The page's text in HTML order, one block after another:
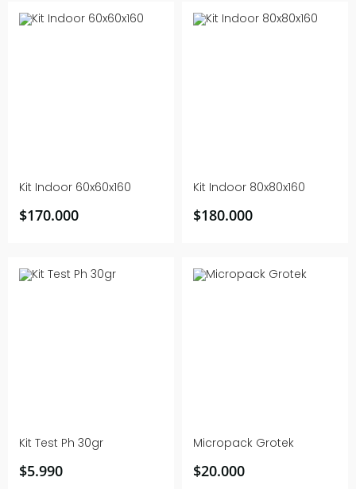
Kit Indoor 60x60x160
$170.000
Kit Indoor 80x80x160
$180.000
Kit Test Ph 30gr
$5.990
Micropack Grotek
$20.000